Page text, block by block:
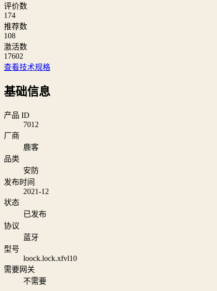
评价数
174
推荐数
108
激活数
17602
查看技术规格
基础信息
产品 ID
7012
厂商
鹿客
品类
安防
发布时间
2021-12
状态
已发布
协议
蓝牙
型号
loock.lock.xfvl10
需要网关
不需要